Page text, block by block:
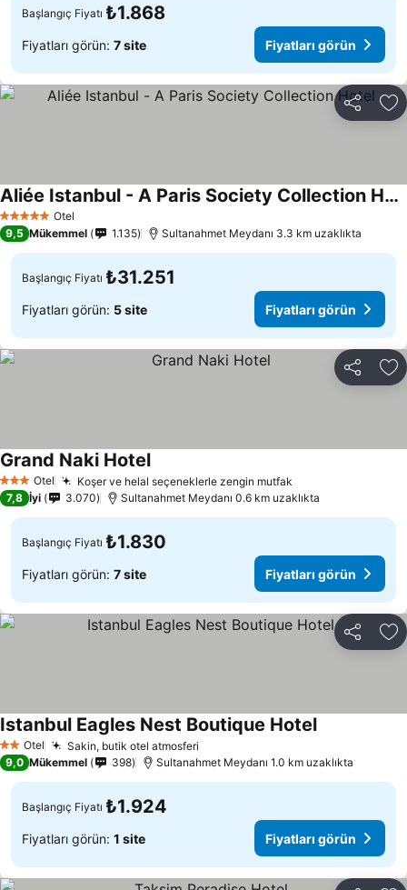
Başlangıç Fiyatı ₺1.868
Fiyatları görün: 7 site Fiyatları görün
Paylaş
5 Yıldız Otel
Aliée Istanbul - A Paris Society Collection Hotel
Fiyatları görün
9,5 Mükemmel 1.135 Sultanahmet Meydanı 3.3 km uzaklıkta
Başlangıç Fiyatı ₺31.251
Fiyatları görün: 5 site Fiyatları görün
Paylaş
3 YıldızOtel Koşer ve helal seçeneklerle zengin mutfak
Grand Naki HotelFiyatları görün
7,8 İyi 3.070 Sultanahmet Meydanı 0.6 km uzaklıkta
Başlangıç Fiyatı ₺1.830
Fiyatları görün: 7 site Fiyatları görün
Paylaş
2 Yıldız
Otel Sakin, butik otel atmosferi
Istanbul Eagles Nest Boutique HotelFiyatları
9,0 Mükemmel 398 Sultanahmet Meydanı 1.0 km uzaklıkta
Başlangıç Fiyatı ₺1.924
Fiyatları görün: 1 site Fiyatları görün